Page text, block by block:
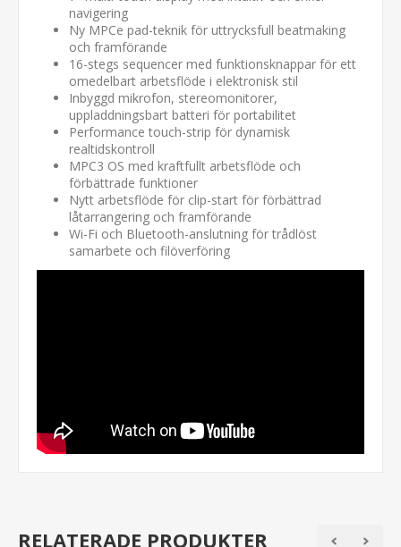
navigering
Ny MPCe pad-teknik för uttrycksfull beatmaking
och framförande
16-stegs sequencer med funktionsknappar för ett
omedelbart arbetsflöde i elektronisk stil
Inbyggd mikrofon, stereomonitorer,
uppladdningsbart batteri för portabilitet
Performance touch-strip för dynamisk
realtidskontroll
MPC3 OS med kraftfullt arbetsflöde och
förbättrade funktioner
Nytt arbetsflöde för clip-start för förbättrad
låtarrangering och framförande
Wi-Fi och Bluetooth-anslutning för trådlöst
samarbete och filöverföring
RELATERADE PRODUKTER